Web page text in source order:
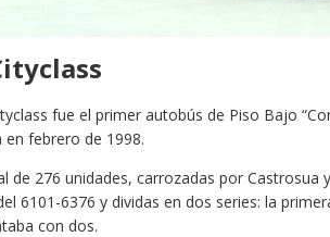
fue el primer autobús de Piso Bajo
febrero de 1998.
de 276 unidades, carrozadas por Castrosua
6101-6376 y dividas en dos series: la
con dos.